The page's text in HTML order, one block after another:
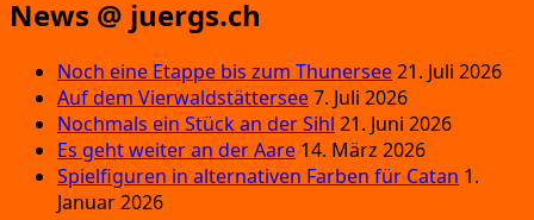
News @ juergs.ch
Noch eine Etappe bis zum Thunersee21. Juli 2026
Auf dem Vierwaldstättersee7. Juli 2026
Nochmals ein Stück an der Sihl 21. Juni 2026
Es geht weiter an der Aare 14. März 2026
Spielfiguren in alternativen Farben für Catan 1.
Januar 2026